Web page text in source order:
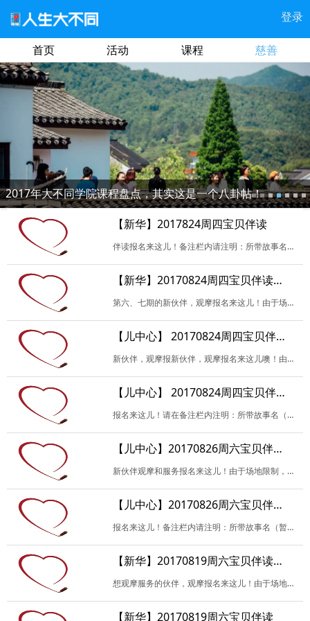
登录
首页 活动 课程 慈善
2017年大不同学院课程盘点，其实这是一个八卦帖！
【新华】2017824周四宝贝伴读
伴读报名来这儿！备注栏内请注明：所带故事名（暂定也可），是否负责当天活动开场或者记录，是否试读，及其他未尽事宜。谢谢！
【新华】20170824周四宝贝伴读（观摩）
第六、七期的新伙伴，观摩报名来这儿！由于场地限制，我们每次会尽可能地多安排新伙伴观摩，并且以报名试读的优先。请填写相关信息，参加试读请备注哟！如无特殊原因，请珍…
【儿中心】 20170824周四宝贝伴读活动（观摩）
新伙伴，观摩报新伙伴，观摩报名来这儿噢！由于场地限制，我们每次会尽可能的多安排新伙伴观摩。请填写相关信息，备注栏内请注明：是否试读？试读故事名（暂定也可）.名来这…
【儿中心】 20170824周四宝贝伴读活动
报名来这儿！请在备注栏内注明：所带故事名（暂定也可），是否负责当天活动开场、讲故事或记录，是否试读，及其他未尽事宜。谢谢！
【儿中心】20170826周六宝贝伴读活动（观摩）
新伙伴观摩和服务报名来这儿！由于场地限制，我们每次活动都会尽可能的多安排新伙伴观摩，并且以报名试读或记录的优先。请填写相关信息，参加试读请备注。
【儿中心】20170826周六宝贝伴读活动
报名来这儿！备注栏内请注明：所带故事名（暂定也可以），是否负责当天活动开场或者记录，是否试读，及其他未尽事宜。谢谢！
【新华】20170819周六宝贝伴读（观摩）
想观摩服务的伙伴，观摩报名来这儿！由于场地限制，我们每次活动都会尽可能的多安排新伙伴观摩，并且以报名试读的优先。请填写相关信息，参加试读请备注哟！如无特殊原因，…
【新华】20170819周六宝贝伴读